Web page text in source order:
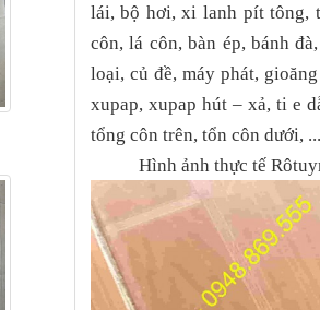
lái, bộ hơi, xi lanh pít tông,
côn, lá côn, bàn ép, bánh
loại, củ đề, máy phát,
xupap, xupap hút – xả, ti e
tổng côn trên, tổn côn dưới,
Hình ảnh thực tế Rôtuyn